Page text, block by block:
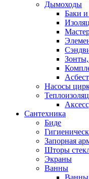
Дымоходы
Баки
Асбест
Насосы
Сантехника
Биде
Запорная
Шторы
Экраны
Ванны
Ванны